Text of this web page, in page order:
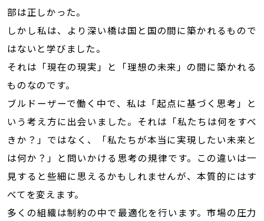
部は正しかった。
しかし私は、より深い橋は国と国の間に築かれるもので
はないと学びました。
それは「現在の現実」と「理想の未来」の間に築かれる
ものなのです。
ブルドーザーで働く中で、私は「起点に基づく思考」と
いう考え方に出会いました。それは「私たちは何をすべ
きか？」ではなく、「私たちが本当に実現したい未来と
は何か？」と問いかける思考の規律です。この違いは一
見すると些細に思えるかもしれませんが、本質的にはす
べてを変えます。
多くの組織は制約の中で最適化を行います。市場の圧力